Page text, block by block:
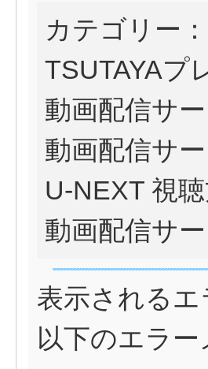
カテゴリー：
TSUTAYAプ
動画配信サ
動画配信サ
U-NEXT 視
動画配信サ
表示される
以下のエラ